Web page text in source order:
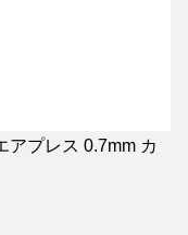
アプレス 0.7mm カ